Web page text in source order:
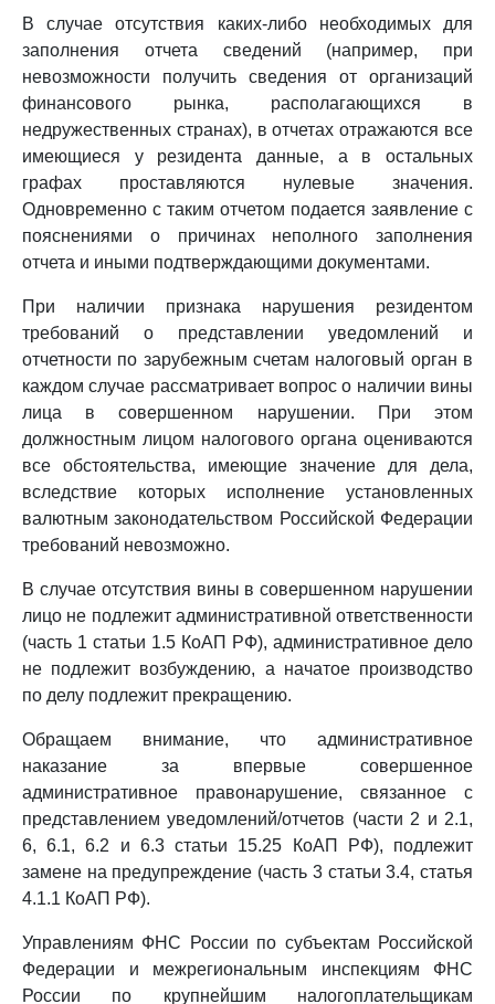
В случае отсутствия каких-либо необходимых для
заполнения отчета сведений (например, при
невозможности получить сведения от организаций
финансового рынка, располагающихся в
недружественных странах), в отчетах отражаются все
имеющиеся у резидента данные, а в остальных
графах проставляются нулевые значения.
Одновременно с таким отчетом подается заявление с
пояснениями о причинах неполного заполнения
отчета и иными подтверждающими документами.
При наличии признака нарушения резидентом
требований о представлении уведомлений и
отчетности по зарубежным счетам налоговый орган в
каждом случае рассматривает вопрос о наличии вины
лица в совершенном нарушении. При этом
должностным лицом налогового органа оцениваются
все обстоятельства, имеющие значение для дела,
вследствие которых исполнение установленных
валютным законодательством Российской Федерации
требований невозможно.
В случае отсутствия вины в совершенном нарушении
лицо не подлежит административной ответственности
(часть 1 статьи 1.5 КоАП РФ), административное дело
не подлежит возбуждению, а начатое производство
по делу подлежит прекращению.
Обращаем внимание, что административное
наказание за впервые совершенное
административное правонарушение, связанное с
представлением уведомлений/отчетов (части 2 и 2.1,
6, 6.1, 6.2 и 6.3 статьи 15.25 КоАП РФ), подлежит
замене на предупреждение (часть 3 статьи 3.4, статья
4.1.1 КоАП РФ).
Управлениям ФНС России по субъектам Российской
Федерации и межрегиональным инспекциям ФНС
России по крупнейшим налогоплательщикам